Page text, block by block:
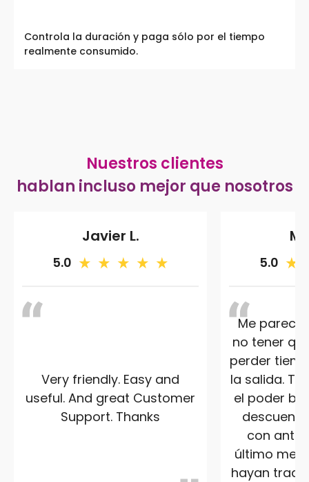
Controla la duración y paga sólo por el tiempo
realmente consumido.
Nuestros clientes
hablan incluso mejor que nosotros
Javier L.
5.0
Very friendly. Easy and
useful. And great Customer
Support. Thanks
5.0
Me parece
no tener
perder
la salida.
el poder
con
último me
hayan